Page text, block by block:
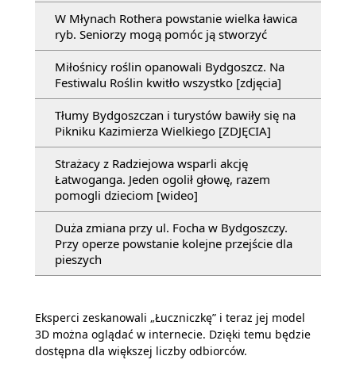
W Młynach Rothera powstanie wielka ławica
ryb. Seniorzy mogą pomóc ją stworzyć
Miłośnicy roślin opanowali Bydgoszcz. Na
Festiwalu Roślin kwitło wszystko [zdjęcia]
Tłumy Bydgoszczan i turystów bawiły się na
Pikniku Kazimierza Wielkiego [ZDJĘCIA]
Strażacy z Radziejowa wsparli akcję
Łatwoganga. Jeden ogolił głowę, razem
pomogli dzieciom [wideo]
Duża zmiana przy ul. Focha w Bydgoszczy.
Przy operze powstanie kolejne przejście dla
pieszych
Eksperci zeskanowali „Łuczniczkę” i teraz jej model
3D można oglądać w internecie. Dzięki temu będzie
dostępna dla większej liczby odbiorców.